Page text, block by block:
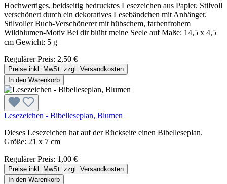
Hochwertiges, beidseitig bedrucktes Lesezeichen aus Papier. Stilvoll
verschönert durch ein dekoratives Lesebändchen mit Anhänger.
Stilvoller Buch-Verschönerer mit hübschem, farbenfrohem
Wildblumen-Motiv Bei dir blüht meine Seele auf Maße: 14,5 x 4,5
cm Gewicht: 5 g
Regulärer Preis: 2,50 €
Preise inkl. MwSt. zzgl. Versandkosten
In den Warenkorb
Lesezeichen - Bibelleseplan, Blumen
Dieses Lesezeichen hat auf der Rückseite einen Bibelleseplan.
Größe: 21 x 7 cm
Regulärer Preis: 1,00 €
Preise inkl. MwSt. zzgl. Versandkosten
In den Warenkorb